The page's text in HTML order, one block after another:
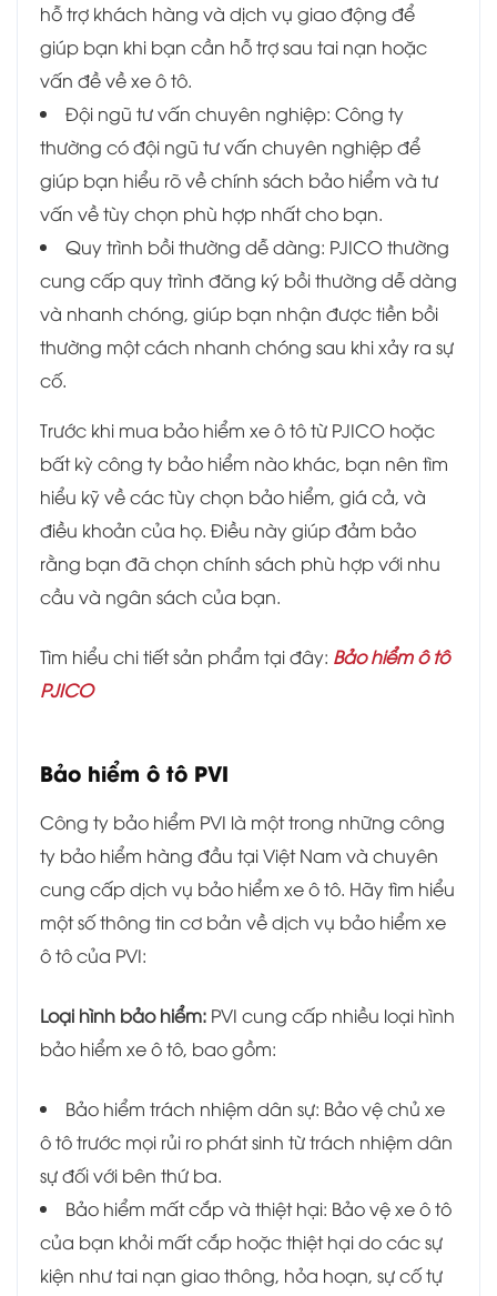
hỗ trợ khách hàng và dịch vụ giao động để
giúp bạn khi bạn cần hỗ trợ sau tai nạn hoặc
vấn đề về xe ô tô.
Đội ngũ tư vấn chuyên nghiệp: Công ty
thường có đội ngũ tư vấn chuyên nghiệp để
giúp bạn hiểu rõ về chính sách bảo hiểm và tư
vấn về tùy chọn phù hợp nhất cho bạn.
Quy trình bồi thường dễ dàng: PJICO thường
cung cấp quy trình đăng ký bồi thường dễ dàng
và nhanh chóng, giúp bạn nhận được tiền bồi
thường một cách nhanh chóng sau khi xảy ra sự
cố.
Trước khi mua bảo hiểm xe ô tô từ PJICO hoặc
bất kỳ công ty bảo hiểm nào khác, bạn nên tìm
hiểu kỹ về các tùy chọn bảo hiểm, giá cả, và
điều khoản của họ. Điều này giúp đảm bảo
rằng bạn đã chọn chính sách phù hợp với nhu
cầu và ngân sách của bạn.
Tìm hiểu chi tiết sản phẩm tại đây: Bảo hiểm ô tô
PJICO
Bảo hiểm ô tô PVI
Công ty bảo hiểm PVI là một trong những công
ty bảo hiểm hàng đầu tại Việt Nam và chuyên
cung cấp dịch vụ bảo hiểm xe ô tô. Hãy tìm hiểu
một số thông tin cơ bản về dịch vụ bảo hiểm xe
ô tô của PVI:
Loại hình bảo hiểm: PVI cung cấp nhiều loại hình
bảo hiểm xe ô tô, bao gồm:
Bảo hiểm trách nhiệm dân sự: Bảo vệ chủ xe
ô tô trước mọi rủi ro phát sinh từ trách nhiệm dân
sự đối với bên thứ ba.
Bảo hiểm mất cắp và thiệt hại: Bảo vệ xe ô tô
của bạn khỏi mất cắp hoặc thiệt hại do các sự
kiện như tai nạn giao thông, hỏa hoạn, sự cố tự